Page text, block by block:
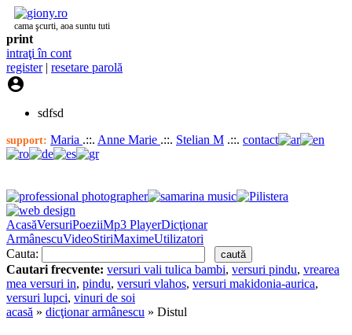
cama şcurti, aoa suntu tuti
print
intraţi în cont
register| resetare parolă

sdfsd
support: Maria .::. Anne Marie .::. Stelian M .::. contact
AcasăVersuriPoeziiMp3 PlayerDicţionar
ArmânescuVideoStiriMaximeUtilizatori
Cauta:
Cautari frecvente: versuri vali tulica bambi, versuri pindu, vrearea
mea versuri in, pindu, versuri vlahos, versuri makidonia-aurica,
versuri lupci, vinuri de soi
acasă » dicţionar armânescu » Distul